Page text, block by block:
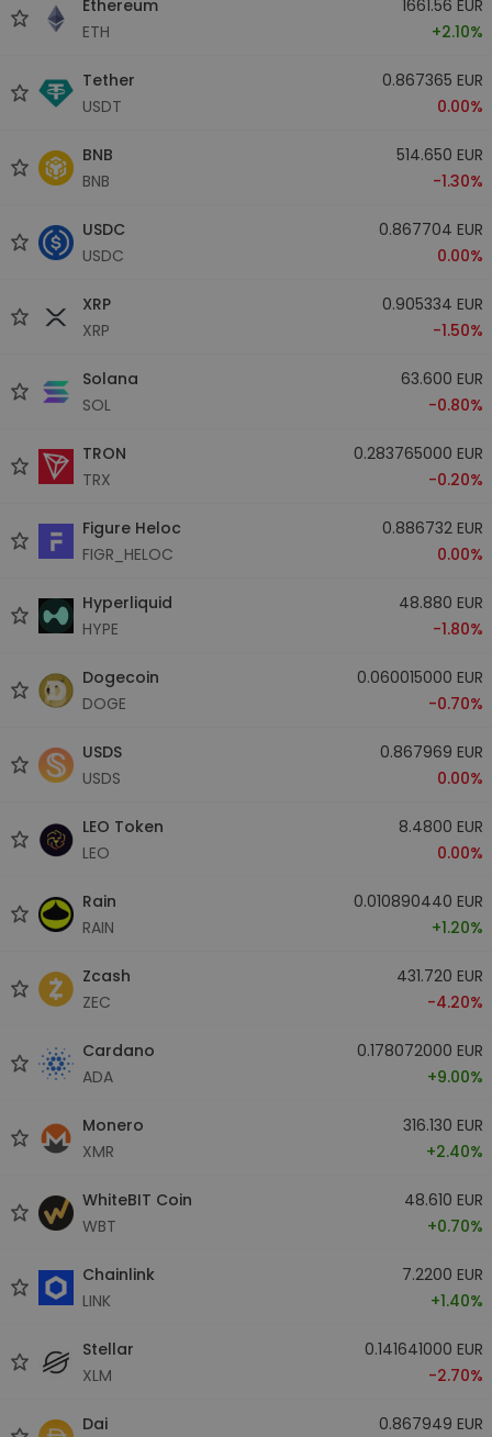
Ethereum
ETH
1661.56 EUR
+2.10%
Tether
USDT
0.867365 EUR
0.00%
BNB
BNB
514.650 EUR
-1.30%
USDC
USDC
0.867704 EUR
0.00%
XRP
XRP
0.905334 EUR
-1.50%
Solana
SOL
63.600 EUR
-0.80%
TRON
TRX
0.283765000 EUR
-0.20%
Figure Heloc
FIGR_HELOC
0.886732 EUR
0.00%
Hyperliquid
HYPE
48.880 EUR
-1.80%
Dogecoin
DOGE
0.060015000 EUR
-0.70%
USDS
USDS
0.867969 EUR
0.00%
LEO Token
LEO
8.4800 EUR
0.00%
Rain
RAIN
0.010890440 EUR
+1.20%
Zcash
ZEC
431.720 EUR
-4.20%
Cardano
ADA
0.178072000 EUR
+9.00%
Monero
XMR
316.130 EUR
+2.40%
WhiteBIT Coin
WBT
48.610 EUR
+0.70%
Chainlink
LINK
7.2200 EUR
+1.40%
Stellar
XLM
0.141641000 EUR
-2.70%
Dai
0.867949 EUR